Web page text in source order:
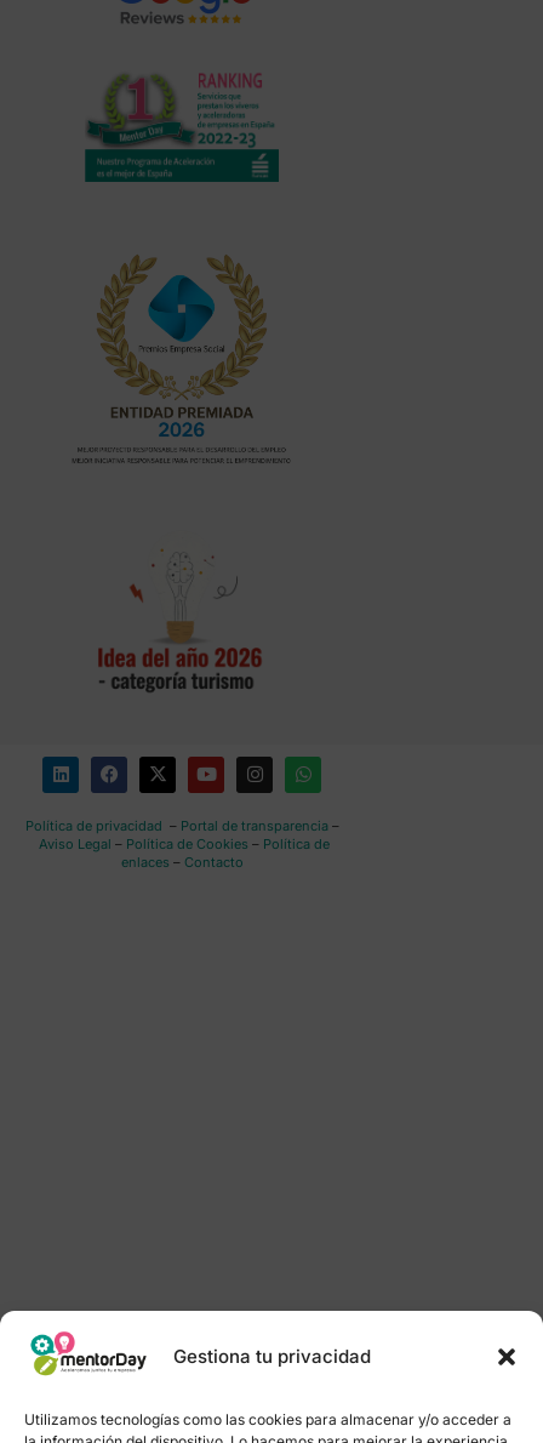
Gestiona tu privacidad
Utilizamos tecnologías como las cookies para almacenar y/o acceder a
Política de privacidad – Portal de transparencia–
Aviso Legal – Política de Cookies – Política de
enlaces – Contacto